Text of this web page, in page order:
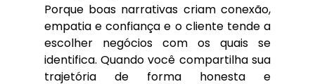
Porque boas narrativas criam conexão,
empatia e confiança e o cliente tende a
escolher negócios com os quais se
identifica. Quando você compartilha sua
trajetória de forma honesta e